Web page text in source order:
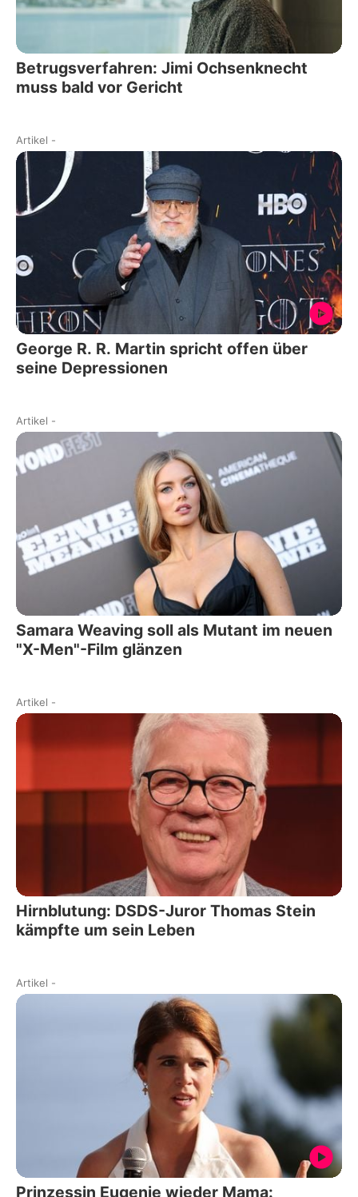
Betrugsverfahren: Jimi Ochsenknecht
muss bald vor Gericht
Artikel -
George R. R. Martin spricht offen über
seine Depressionen
Artikel -
Samara Weaving soll als Mutant im neuen
"X-Men"-Film glänzen
Artikel -
Hirnblutung: DSDS-Juror Thomas Stein
kämpfte um sein Leben
Artikel -
Prinzessin Eugenie wieder Mama: